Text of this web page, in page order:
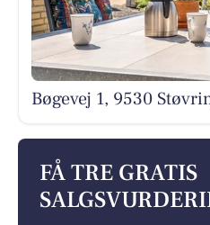
Bøgevej 1, 9530
FÅ TRE GRATIS